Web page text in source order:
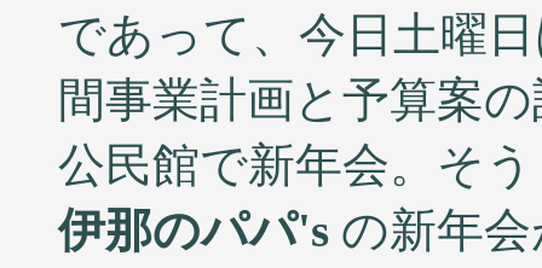
であって、今日土曜
間事業計画と予算案
公民館で新年会。そ
伊那のパパ's の新年